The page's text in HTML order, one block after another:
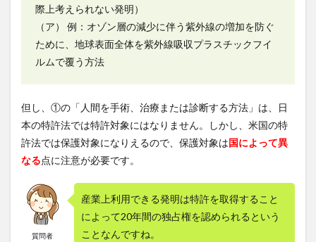
際上考えられない発明）
（ア） 例：オゾン層の減少に伴う紫外線の増加を防ぐ
ために、地球表面全体を紫外線吸収プラスチックフイ
ルムで覆う方法
但し、①の「人間を手術、治療または診断する方法」は、日
本の特許法では特許対象にはなりません。しかし、米国の特
許法では保護対象になりえるので、保護対象は国によって異
なる点に注意が必要です。
質問者
産業上利用できる発明は特許を取得すること
によって20年間の独占権を認められるという
ことなんですね。